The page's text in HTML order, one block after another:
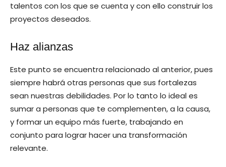
talentos con los que se cuenta y con ello construir los
proyectos deseados.
Haz alianzas
Este punto se encuentra relacionado al anterior, pues
siempre habrá otras personas que sus fortalezas
sean nuestras debilidades. Por lo tanto lo ideal es
sumar a personas que te complementen, a la causa,
y formar un equipo más fuerte, trabajando en
conjunto para lograr hacer una transformación
relevante.